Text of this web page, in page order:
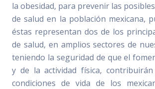
la obesidad, para prevenir las
de salud en la población mexicana,
éstas representan dos de los
de salud, en amplios sectores de
teniendo la seguridad de que el
y de la actividad física,
condiciones de vida de los